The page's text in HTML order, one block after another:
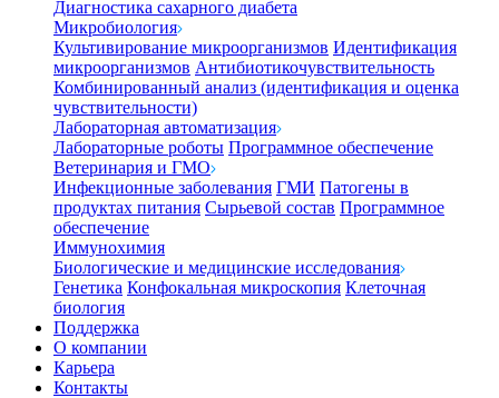
Диагностика сахарного диабета
Микробиология
Культивирование микроорганизмов Идентификация
микроорганизмов Антибиотикочувствительность
Комбинированный анализ (идентификация и оценка
чувствительности)
Лабораторная автоматизация
Лабораторные роботы Программное обеспечение
Ветеринария и ГМО
Инфекционные заболевания ГМИ Патогены в
продуктах питания Сырьевой состав Программное
обеспечение
Иммунохимия
Биологические и медицинские исследования
Генетика Конфокальная микроскопия Клеточная
биология
Поддержка
О компании
Карьера
Контакты